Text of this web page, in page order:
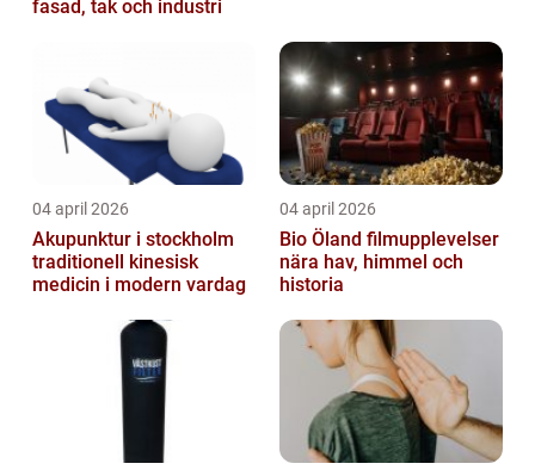
fasad, tak och industri
04 april 2026
Akupunktur i stockholm
traditionell kinesisk
medicin i modern vardag
04 april 2026
Bio Öland filmupplevelser
nära hav, himmel och
historia